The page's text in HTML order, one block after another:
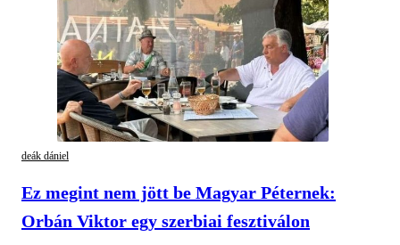
deák dániel
Ez megint nem jött be Magyar Péternek:
Orbán Viktor egy szerbiai fesztiválon